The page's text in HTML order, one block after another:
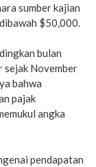
sumber kajian
$50,000.
bulan
sejak November
bahwa
pajak
angka
pendapatan